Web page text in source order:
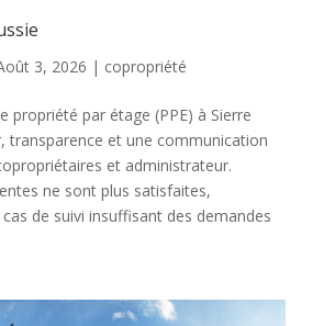
3, 2026 | copropriété
propriété par étage (PPE) à Sierre
transparence et une communication
et administrateur.
ne sont plus satisfaites,
de suivi insuffisant des demandes